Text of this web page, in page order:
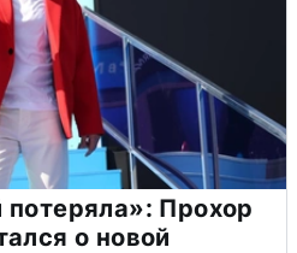
Прохор
о новой